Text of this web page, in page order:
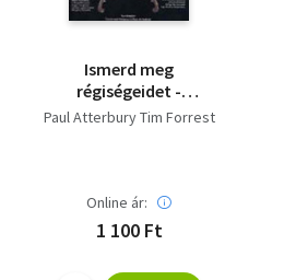
Ismerd meg
régiségeidet -
Illusztrált vezető a
Paul Atterbury Tim Forrest
Online ár:
1 100 Ft